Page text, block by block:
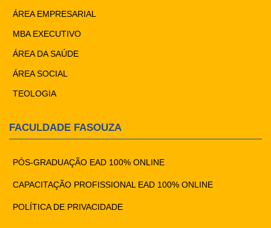
ÁREA EMPRESARIAL
MBA EXECUTIVO
ÁREA DA SAÚDE
ÁREA SOCIAL
TEOLOGIA
FACULDADE FASOUZA
PÓS-GRADUAÇÃO EAD 100% ONLINE
CAPACITAÇÃO PROFISSIONAL EAD 100% ONLINE
POLÍTICA DE PRIVACIDADE